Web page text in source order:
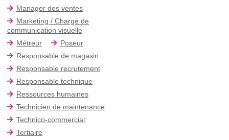
Manager des ventes
Marketing / Chargé de
communication visuelle
Métreur
Poseur
Responsable de magasin
Responsable recrutement
Responsable technique
Ressources humaines
Technicien de maintenance
Technico-commercial
Tertiaire